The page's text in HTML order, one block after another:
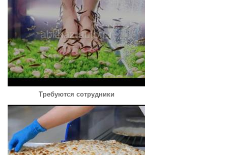
Требуются сотрудники